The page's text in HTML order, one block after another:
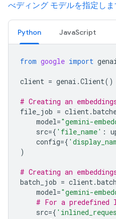
べディング モデルを指定しま
Python JavaScript
from google import
client = genai .Client()
# Creating an
file_job = client.
model="gemini-
src={ 'file_name' :
config={
)
# Creating an
batch_job = client.
model="gemini-
# For a
src={